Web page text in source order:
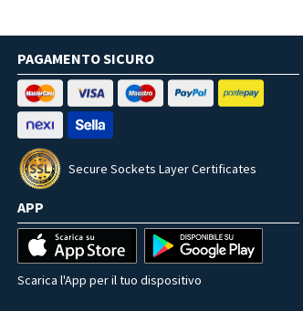
PAGAMENTO SICURO
Secure Sockets Layer Certificates
APP
Scarica l'App per il tuo dispositivo